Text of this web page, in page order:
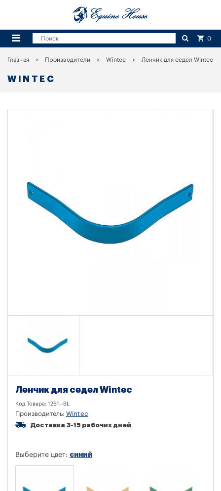
0
Главная Производители Wintec Ленчик для седел Wintec
WINTEC
Ленчик для седел Wintec
Код Товара: 1261--BL
Производитель: Wintec
Доставка 3-15 рабочих дней
Выберите цвет: синий